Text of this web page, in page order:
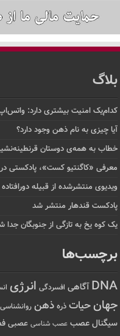
بلاگ
کدام‌یک امنیت بیشتری دارد:
آیا چیزی به نام ذهن وجود دارد؟
خطاب به همه‌ی دوستان
معرفی «کاگنتیو کست»، پادکستی
ویدیوی منتشرشده از قبیله
پادکست قندهار منتشر شد
یک کوه یخ به تازگی از جنوبگان جدا
برچسب‌ها
DNA آگاهی افسردگی انرژی
جهانحیات ذره ذهن روانشناسی
سیگنال عصب عصب شناسی عصبی